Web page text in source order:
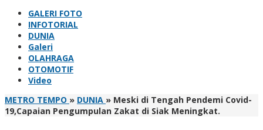
GALERI FOTO
INFOTORIAL
DUNIA
Galeri
OLAHRAGA
OTOMOTIF
Video
METRO TEMPO » DUNIA » Meski di Tengah Pendemi Covid-
19,Capaian Pengumpulan Zakat di Siak Meningkat.